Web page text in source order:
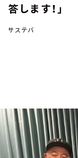
お知らせ
イベント・
YouTube
会社情報
答します！」
サステバ